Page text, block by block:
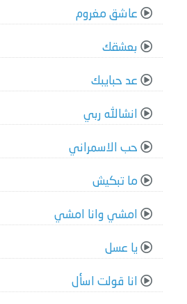
عاشق مغروم
بعشقك
عد حبايبك
انشالله ربي
حب الاسمراني
ما تبكيش
امشي وانا امشي
يا عسل
انا قولت اسأل